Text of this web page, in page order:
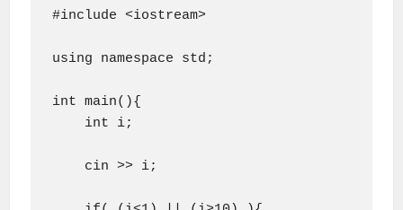
#include <iostream>
using namespace std;
int main(){
    int i;
    cin >> i;